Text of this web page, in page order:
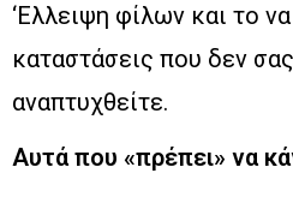
‘Ελλειψη φίλων και το
καταστάσεις που δεν
αναπτυχθείτε.
Αυτά που «πρέπει» να